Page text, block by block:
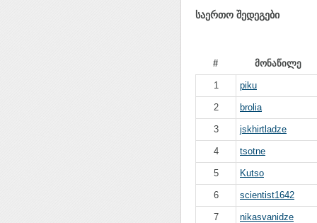
საერთო შედეგები
# მონაწილე
1 piku
2 brolia
3 jskhirtladze
4 tsotne
5 Kutso
6 scientist1642
7 nikasvanidze